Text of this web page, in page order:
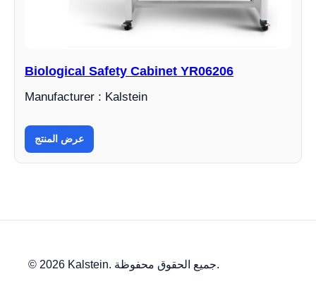
Biological Safety Cabinet YR06206
Manufacturer : Kalstein
عرض المنتج
© 2026 Kalstein. جميع الحقوق محفوظة.